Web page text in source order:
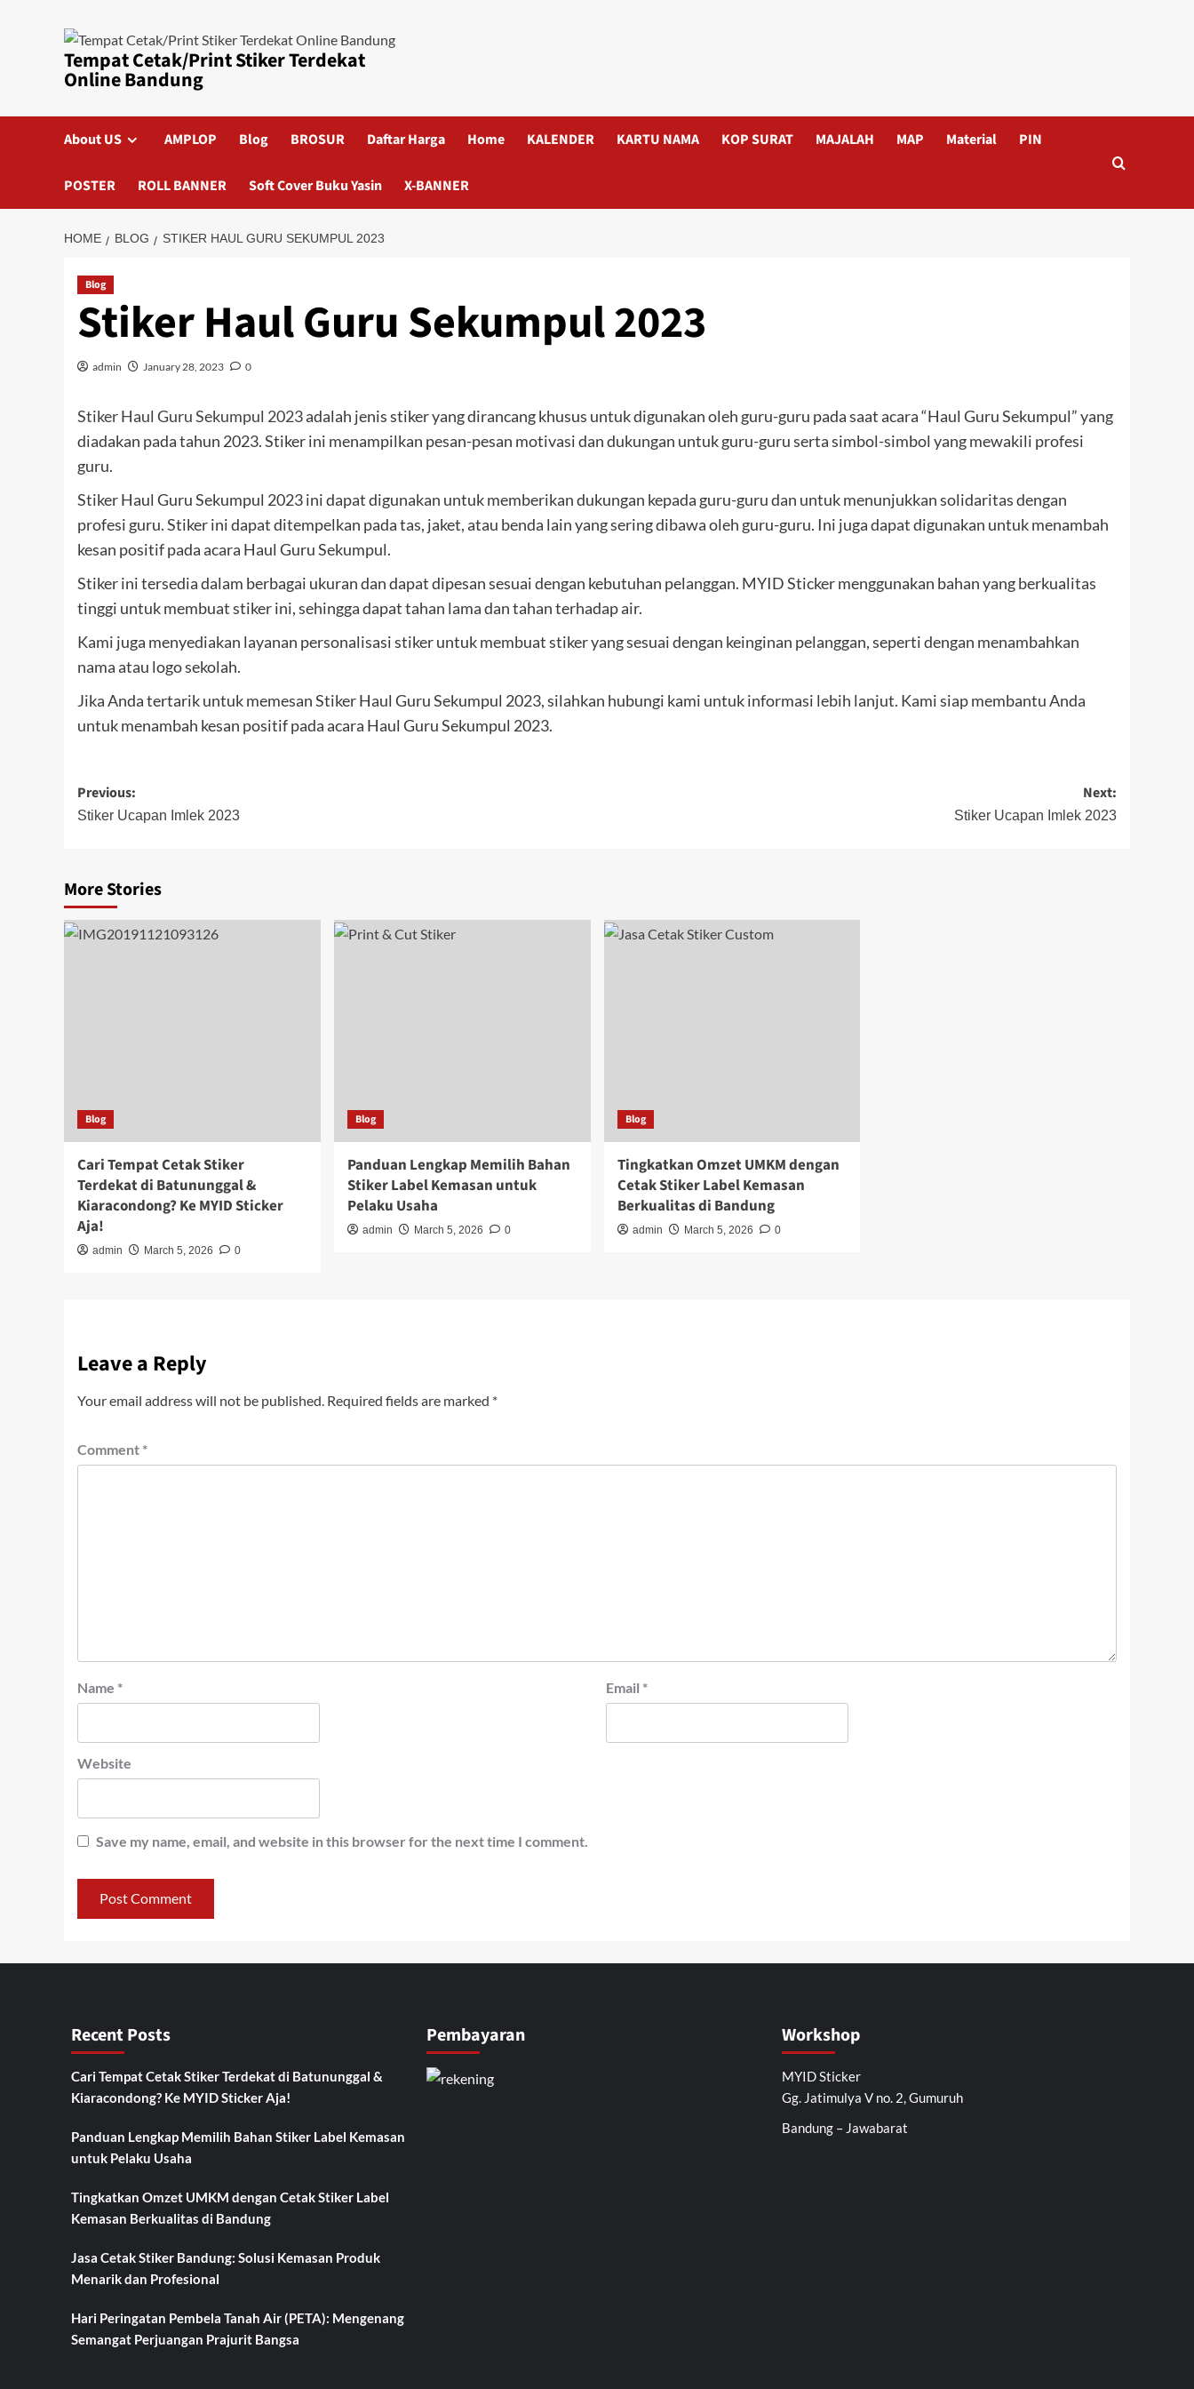
Tempat Cetak/Print Stiker Terdekat
Online Bandung
About US AMPLOP Blog BROSUR Daftar Harga Home KALENDER KARTU NAMA KOP SURAT MAJALAH MAP Material PIN
POSTER ROLL BANNER Soft Cover Buku Yasin X-BANNER
HOME BLOG STIKER HAUL GURU SEKUMPUL 2023
Blog
Stiker Haul Guru Sekumpul 2023
admin January 28, 2023 0
Stiker Haul Guru Sekumpul 2023adalah jenis stiker yang dirancang khusus untuk digunakan oleh guru-guru pada saat acara “Haul Guru Sekumpul” yang
diadakan pada tahun 2023. Stiker ini menampilkan pesan-pesan motivasi dan dukungan untuk guru-guru serta simbol-simbol yang mewakili profesi
guru.
Stiker Haul Guru Sekumpul 2023 ini dapat digunakan untuk memberikan dukungan kepada guru-guru dan untuk menunjukkan solidaritas dengan
profesi guru. Stiker ini dapat ditempelkan pada tas, jaket, atau benda lain yang sering dibawa oleh guru-guru. Ini juga dapat digunakan untuk menambah
kesan positif pada acara Haul Guru Sekumpul.
Stiker ini tersedia dalam berbagai ukuran dan dapat dipesan sesuai dengan kebutuhan pelanggan. MYID Sticker menggunakan bahan yang berkualitas
tinggi untuk membuat stiker ini, sehingga dapat tahan lama dan tahan terhadap air.
Kami juga menyediakan layanan personalisasi stiker untuk membuat stiker yang sesuai dengan keinginan pelanggan, seperti dengan menambahkan
nama atau logo sekolah.
Jika Anda tertarik untuk memesan Stiker Haul Guru Sekumpul 2023, silahkan hubungi kami untuk informasi lebih lanjut. Kami siap membantu Anda
untuk menambah kesan positif pada acara Haul Guru Sekumpul 2023.
Post
navigation
Previous:
Stiker Ucapan Imlek 2023
Next:
Stiker Ucapan Imlek 2023
More Stories
Blog
Cari Tempat Cetak Stiker
Terdekat di Batununggal &
Kiaracondong? Ke MYID Sticker
Aja!
admin March 5, 2026 0
Blog
Panduan Lengkap Memilih Bahan
Stiker Label Kemasan untuk
Pelaku Usaha
admin March 5, 2026 0
Blog
Tingkatkan Omzet UMKM dengan
Cetak Stiker Label Kemasan
Berkualitas di Bandung
admin March 5, 2026 0
Leave a Reply
Your email address will not be published. Required fields are marked *
Comment *
Name * Email *
Website
Save my name, email, and website in this browser for the next time I comment.
Recent Posts
Cari Tempat Cetak Stiker Terdekat di Batununggal &
Kiaracondong? Ke MYID Sticker Aja!
Panduan Lengkap Memilih Bahan Stiker Label Kemasan
untuk Pelaku Usaha
Tingkatkan Omzet UMKM dengan Cetak Stiker Label
Kemasan Berkualitas di Bandung
Jasa Cetak Stiker Bandung: Solusi Kemasan Produk
Menarik dan Profesional
Hari Peringatan Pembela Tanah Air (PETA): Mengenang
Semangat Perjuangan Prajurit Bangsa
Pembayaran Workshop
MYID Sticker
Gg. Jatimulya V no. 2, Gumuruh
Bandung – Jawabarat